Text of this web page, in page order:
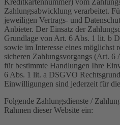
Kreditkartennummer) vom
Zahlungsabwicklung verarbeitet.
jeweiligen Vertrags- und
Anbieter. Der Einsatz der
Grundlage von Art. 6 Abs. 1 lit. b
sowie im Interesse eines möglichst
sicheren Zahlungsvorgangs (Art.
für bestimmte Handlungen Ihre
6 Abs. 1 lit. a DSGVO
Einwilligungen sind jederzeit für
Folgende Zahlungsdienste /
Rahmen dieser Website ein: